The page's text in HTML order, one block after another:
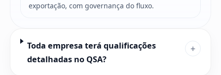
exportação, com governança do fluxo.
Toda empresa terá qualificações
detalhadas no QSA?
+